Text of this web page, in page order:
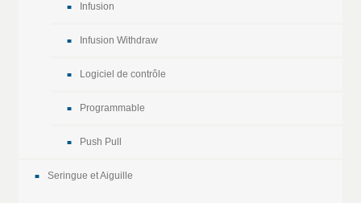
Infusion
Infusion Withdraw
Logiciel de contrôle
Programmable
Push Pull
Seringue et Aiguille